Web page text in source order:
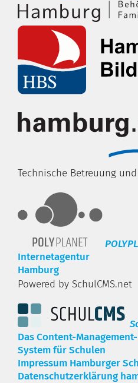
Technische Betreuung
Internetagentur
Hamburg
Powered by SchulCMS.net
Das Content-Management-
System für Schulen
Impressum Hamburger
Datenschutzerklärung